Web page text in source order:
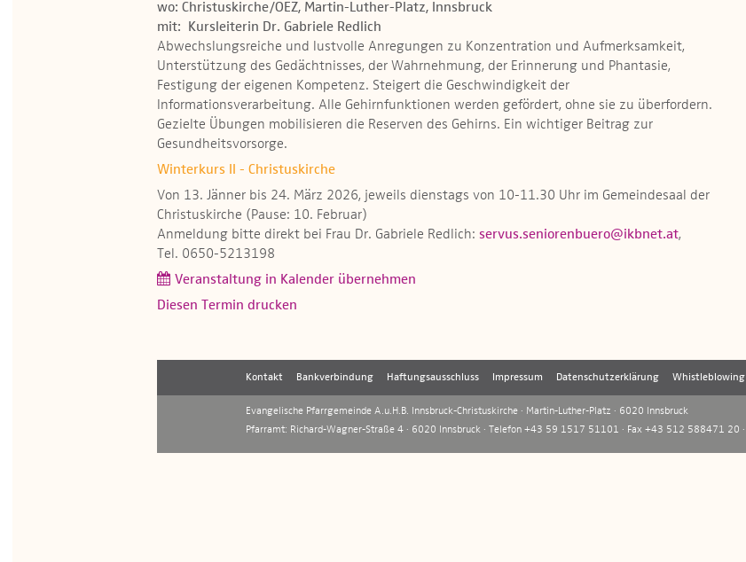
wo: Christuskirche/OEZ, Martin-Luther-Platz, Innsbruck
mit: Kursleiterin Dr. Gabriele Redlich
Abwechslungsreiche und lustvolle Anregungen zu Konzentration und Aufmerksamkeit,
Unterstützung des Gedächtnisses, der Wahrnehmung, der Erinnerung und Phantasie,
Festigung der eigenen Kompetenz. Steigert die Geschwindigkeit der
Informationsverarbeitung. Alle Gehirnfunktionen werden gefördert, ohne sie zu überfordern.
Gezielte Übungen mobilisieren die Reserven des Gehirns. Ein wichtiger Beitrag zur
Gesundheitsvorsorge.
Winterkurs II - Christuskirche
Von 13. Jänner bis 24. März 2026, jeweils dienstags von 10-11.30 Uhr im Gemeindesaal der
Christuskirche (Pause: 10. Februar)
Anmeldung bitte direkt bei Frau Dr. Gabriele Redlich: servus.seniorenbuero@ikbnet.at,
Tel. 0650-5213198
Veranstaltung in Kalender übernehmen
Diesen Termin drucken
Kontakt Bankverbindung Haftungsausschluss Impressum Datenschutzerklärung Whistleblowing
Evangelische Pfarrgemeinde A.u.H.B. Innsbruck-Christuskirche · Martin-Luther-Platz · 6020 Innsbruck
Pfarramt: Richard-Wagner-Straße 4 · 6020 Innsbruck · Telefon +43 59 1517 51101 · Fax +43 512 588471 20 ·